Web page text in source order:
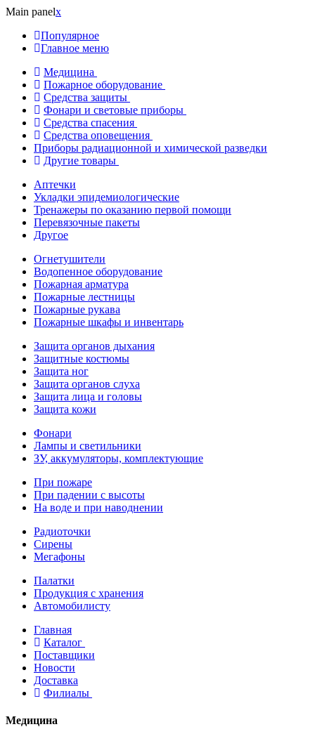
Main panelx
Популярное
Главное меню
Медицина
Пожарное оборудование
Средства защиты
Фонари и световые приборы
Средства спасения
Средства оповещения
Приборы радиационной и химической разведки
Другие товары
Аптечки
Укладки эпидемиологические
Тренажеры по оказанию первой помощи
Перевязочные пакеты
Другое
Огнетушители
Водопенное оборудование
Пожарная арматура
Пожарные лестницы
Пожарные рукава
Пожарные шкафы и инвентарь
Защита органов дыхания
Защитные костюмы
Защита ног
Защита органов слуха
Защита лица и головы
Защита кожи
Фонари
Лампы и светильники
ЗУ, аккумуляторы, комплектующие
При пожаре
При падении с высоты
На воде и при наводнении
Радиоточки
Сирены
Мегафоны
Палатки
Продукция с хранения
Автомобилисту
Главная
Каталог
Поставщики
Новости
Доставка
Филиалы
Медицина